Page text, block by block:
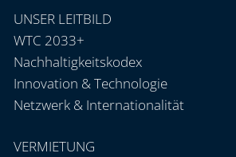
UNSER LEITBILD
WTC 2033+
Nachhaltigkeitskodex
Innovation & Technologie
Netzwerk & Internationalität
VERMIETUNG